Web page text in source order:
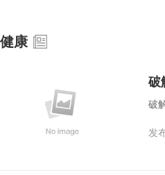
健康
破
破
发